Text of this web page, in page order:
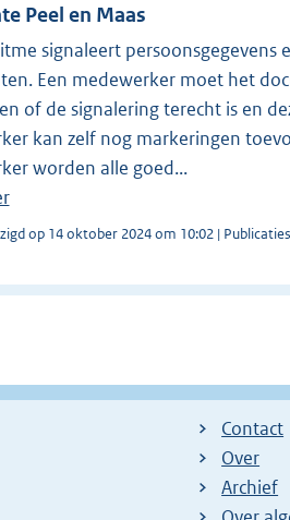
Peel en Maas
signaleert persoonsgegevens
Een medewerker moet het
of de signalering terecht is en
kan zelf nog markeringen
worden alle goed...
op 14 oktober 2024 om 10:02 |
Contact
Over
Archief